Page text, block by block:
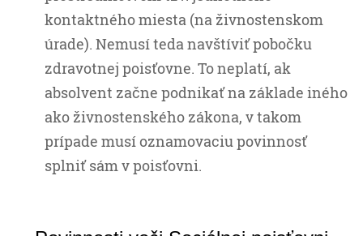
kontaktného miesta (na živnostenskom
úrade). Nemusí teda navštíviť pobočku
zdravotnej poisťovne. To neplatí, ak
absolvent začne podnikať na základe iného
ako živnostenského zákona, v takom
prípade musí oznamovaciu povinnosť
splniť sám v poisťovni.